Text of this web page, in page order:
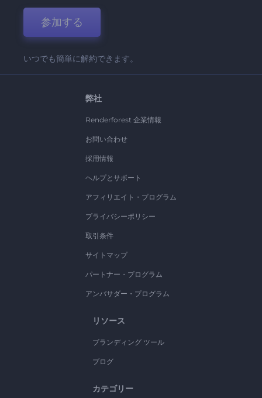
参加する
いつでも簡単に解約できます。
弊社
Renderforest 企業情報
お問い合わせ
採用情報
ヘルプとサポート
アフィリエイト・プログラム
プライバシーポリシー
取引条件
サイトマップ
パートナー・プログラム
アンバサダー・プログラム
リソース
ブランディング ツール
ブログ
カテゴリー